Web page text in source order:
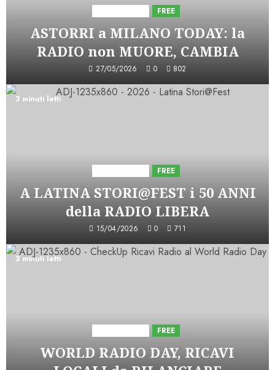
FREE
ASTORRI a MILANO TODAY: la
RADIO non MUORE, CAMBIA
27/05/2026 0 802
3 minuti letti
FREE
A LATINA STORI@FEST i 50 ANNI
della RADIO LIBERA
15/04/2026 0 711
3 minuti letti
FREE
WORLD RADIO DAY, RICAVI